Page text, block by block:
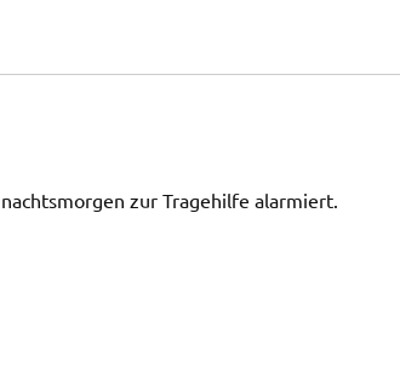
zur Tragehilfe alarmiert.